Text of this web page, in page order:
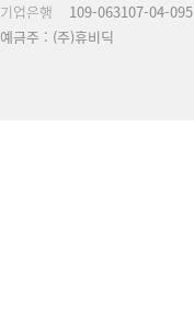
기업은행
109-063107-04-095
예금주 : (주)휴비딕